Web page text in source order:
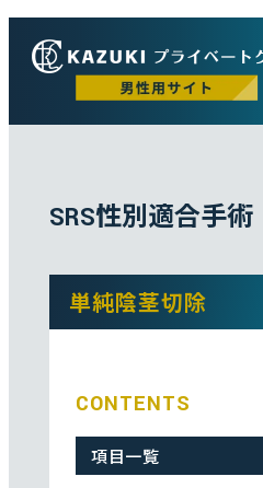
SRS性別適合手術
単純陰茎切除
CONTENTS
項目一覧